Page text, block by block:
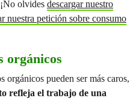
olvides descargar nuestro
nuestra petición sobre consumo
orgánicos
orgánicos pueden ser más caros,
refleja el trabajo de una